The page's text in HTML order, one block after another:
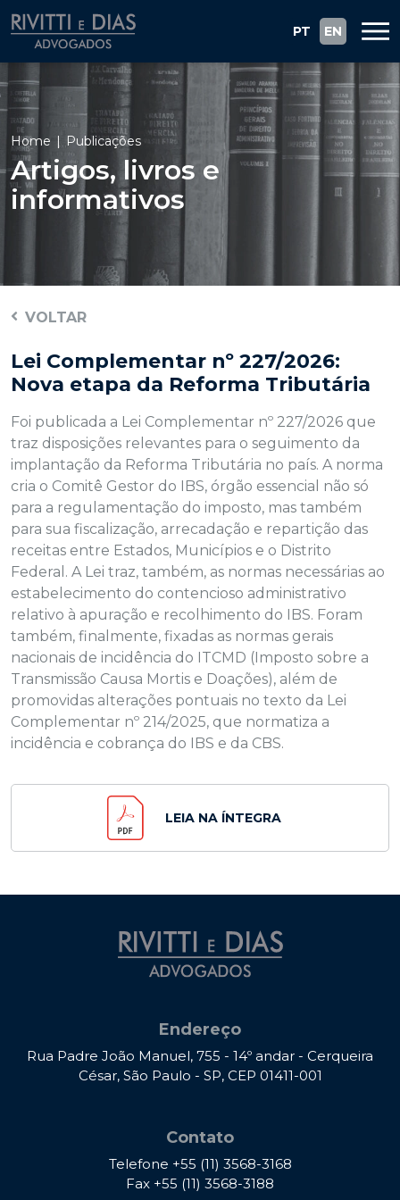
PT EN
Home Publicações
Artigos, livros e
informativos
VOLTAR
Lei Complementar nº 227/2026:
Nova etapa da Reforma Tributária
Foi publicada a Lei Complementar nº 227/2026 que
traz disposições relevantes para o seguimento da
implantação da Reforma Tributária no país. A norma
cria o Comitê Gestor do IBS, órgão essencial não só
para a regulamentação do imposto, mas também
para sua fiscalização, arrecadação e repartição das
receitas entre Estados, Municípios e o Distrito
Federal. ALei traz, também, as normas necessárias ao
estabelecimento do contencioso administrativo
relativo à apuração e recolhimento do IBS. Foram
também, finalmente, fixadas as normas gerais
nacionais de incidência do ITCMD (Imposto sobre a
Transmissão Causa Mortis e Doações), além de
promovidas alterações pontuais no texto da Lei
Complementar nº 214/2025, que normatiza a
incidência e cobrança do IBS e da CBS.
LEIA NA ÍNTEGRA
Endereço
Rua Padre João Manuel, 755 - 14º andar - Cerqueira
César, São Paulo - SP, CEP 01411-001
Contato
Telefone +55 (11) 3568-3168
Fax +55 (11) 3568-3188